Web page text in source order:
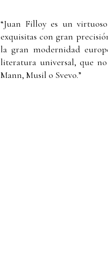
“Juan Filloy es un
exquisitas con gran
la gran modernidad
literatura universal, que
Mann, Musil o Svevo.”